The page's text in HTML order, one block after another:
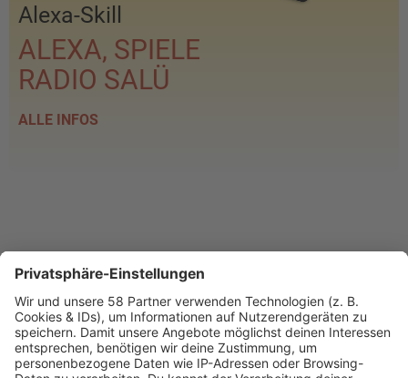
Alexa-Skill
ALEXA, SPIELE
RADIO SALÜ
ALLE INFOS
PROGRAMM
Webstream
Webcam